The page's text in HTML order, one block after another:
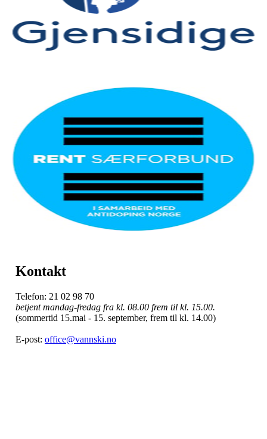
Kontakt
Telefon: 21 02 98 70
betjent mandag-fredag fra kl. 08.00 frem til kl. 15.00.
(sommertid 15.mai - 15. september, frem til kl. 14.00)
E-post: office@vannski.no